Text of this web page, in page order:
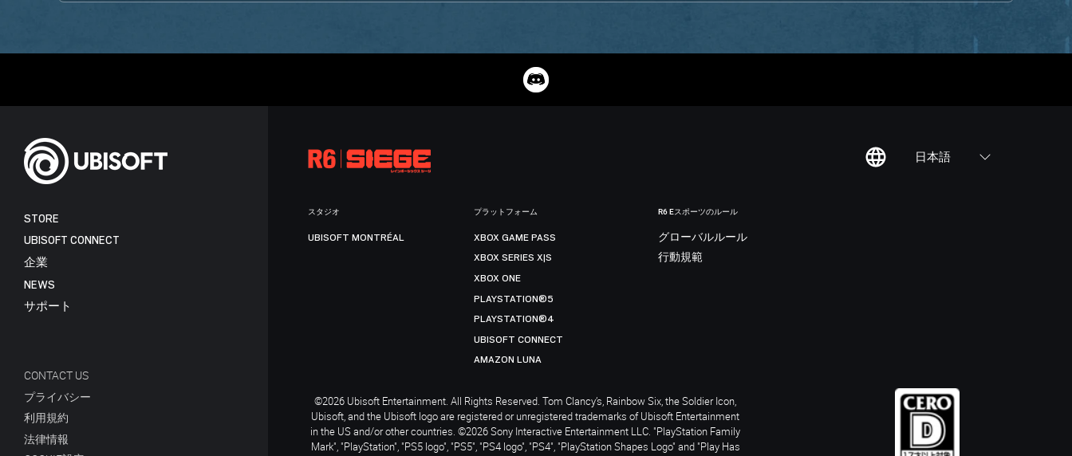
日本語
STORE
UBISOFT CONNECT
企業
NEWS
サポート
CONTACT US
プライバシー
利用規約
法律情報
スタジオ
UBISOFT MONTRÉAL
プラットフォーム
XBOX GAME PASS
XBOX SERIES X|S
XBOX ONE
PLAYSTATION®5
PLAYSTATION®4
UBISOFT CONNECT
AMAZON LUNA
R6 Eスポーツのルール
グローバルルール
行動規範
©2026 Ubisoft Entertainment. All Rights Reserved. Tom Clancy’s, Rainbow Six, the Soldier Icon,
Ubisoft, and the Ubisoft logo are registered or unregistered trademarks of Ubisoft Entertainment
in the US and/or other countries. ©2026 Sony Interactive Entertainment LLC. "PlayStation Family
Mark", "PlayStation", "PS5 logo", "PS5", "PS4 logo", "PS4", "PlayStation Shapes Logo" and "Play Has